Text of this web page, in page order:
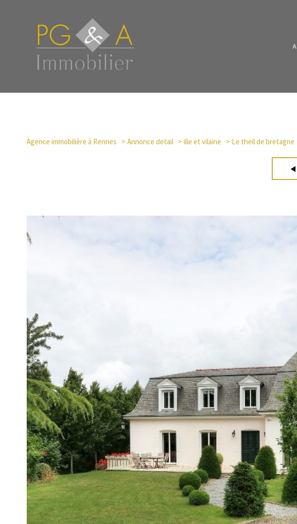
Agence immobilière à Rennes Annonce detail ille et vilaine Le theil de bretagne